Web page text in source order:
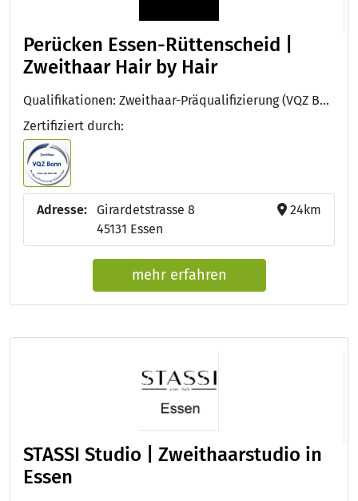
Perücken Essen-Rüttenscheid |
Zweithaar Hair by Hair
Qualifikationen: Zweithaar-Präqualifizierung (VQZ Bonn)
Zertifiziert durch:
Adresse:
Girardetstrasse 8
45131 Essen
24km
mehr erfahren
STASSI Studio | Zweithaarstudio in
Essen